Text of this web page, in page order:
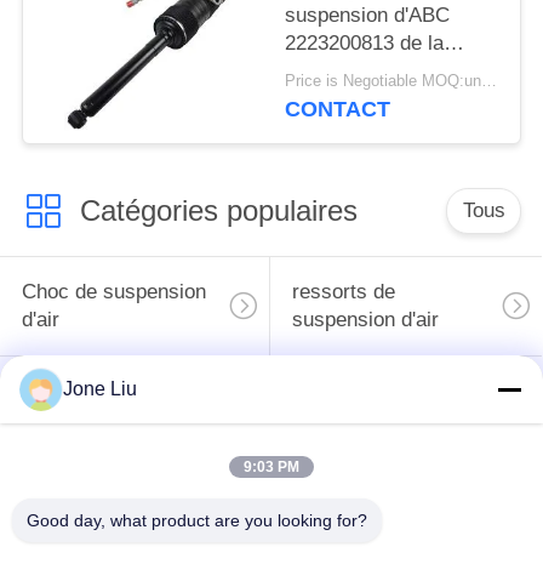
suspension d'ABC
2223200813 de la
suspension
2223200713 d'air de
Price is Negotiable MOQ:un pc/pcs
CONTACT
Catégories populaires Tous
Choc de suspension
d'air
ressorts de
suspension d'air
pièces de suspension
d'air de Mercedes-
Pièces de
Absorbeur de choc de
Jone Liu
9:03 PM
Good day, what product are you looking for?